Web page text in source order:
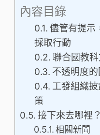
內容目錄
儘管有提示
採取行動
聯合國教
不透明度
工發組織
策
接下來去哪裡？
相關新聞